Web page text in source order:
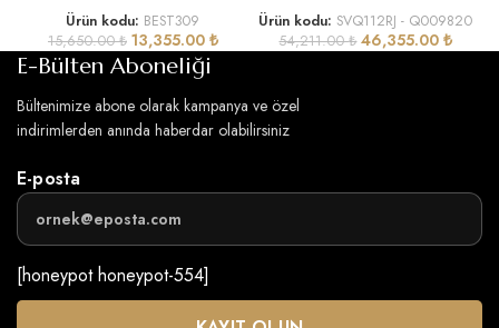
Ürün kodu: BEST309
15,650.00₺ 13,355.00 ₺
Ürün kodu: SVQ112RJ - Q009820
54,211.00₺ 46,355.00₺
E-Bülten Aboneliği
Bültenimize abone olarak kampanya ve özel
indirimlerden anında haberdar olabilirsiniz
E-posta
[honeypot honeypot-554]